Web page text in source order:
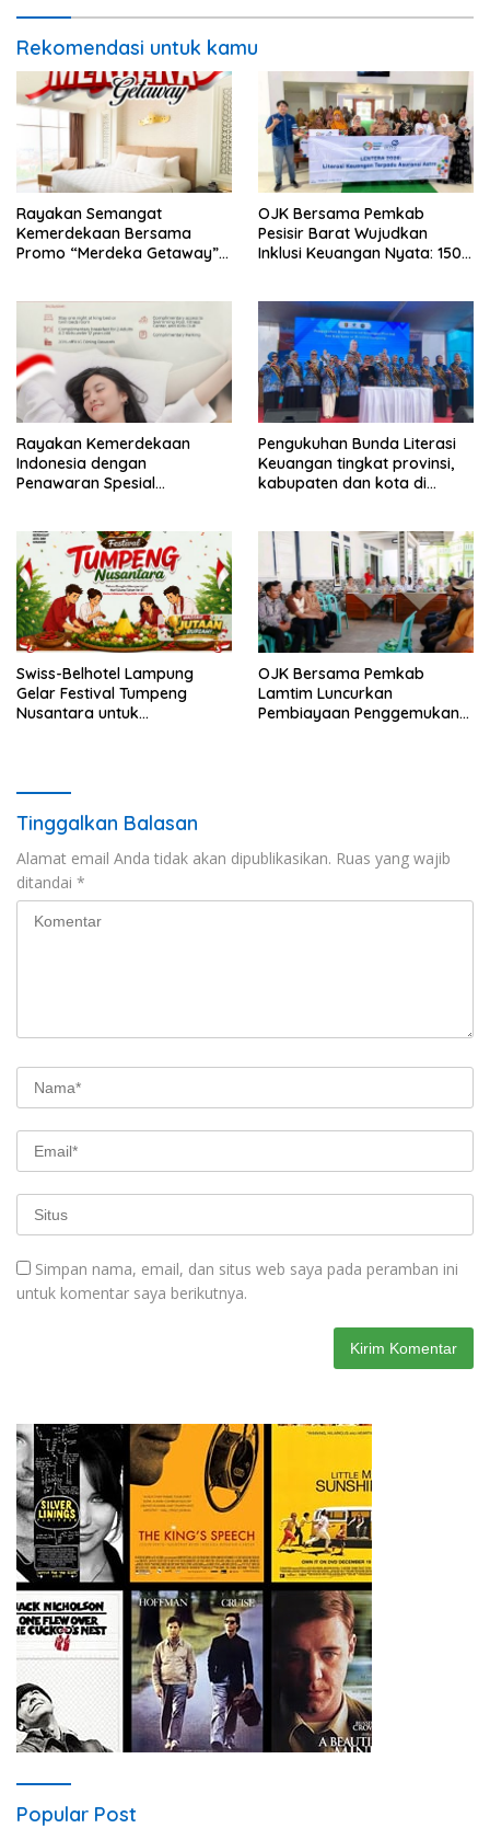
Rekomendasi untuk kamu
Rayakan Semangat
Kemerdekaan Bersama
Promo “Merdeka Getaway”
OJK Bersama Pemkab
Pesisir Barat Wujudkan
Inklusi Keuangan Nyata: 150
Rayakan Kemerdekaan
Indonesia dengan
Penawaran Spesial
Randu
Pengukuhan Bunda Literasi
Keuangan tingkat provinsi,
kabupaten dan kota di
bagi masyarakat
Swiss-Belhotel Lampung
Gelar Festival Tumpeng
Nusantara untuk
OJK Bersama Pemkab
Lamtim Luncurkan
Pembiayaan Penggemukan
Tinggalkan Balasan
Alamat email Anda tidak akan dipublikasikan. Ruas yang wajib
ditandai *
Simpan nama, email, dan situs web saya pada peramban ini
untuk komentar saya berikutnya.
Popular Post